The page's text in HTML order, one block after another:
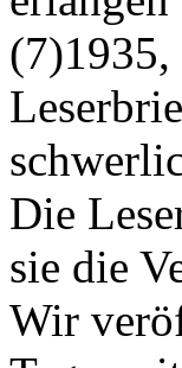
Die
sie die
Wir